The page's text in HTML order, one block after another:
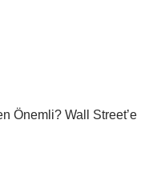
Önemli? Wall Street’e